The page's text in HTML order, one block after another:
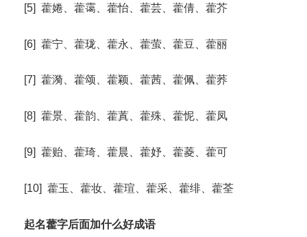
[5] 藿婘、藿霭、藿怡、藿芸、藿倩、藿芥
[6] 藿宁、藿珑、藿永、藿萤、藿豆、藿丽
[7] 藿漪、藿颂、藿颖、藿茜、藿佩、藿荞
[8] 藿景、藿韵、藿蒖、藿殊、藿怩、藿凤
[9] 藿贻、藿琦、藿晨、藿妤、藿菱、藿可
[10] 藿玉、藿妆、藿瑄、藿采、藿绯、藿荃
起名藿字后面加什么好成语